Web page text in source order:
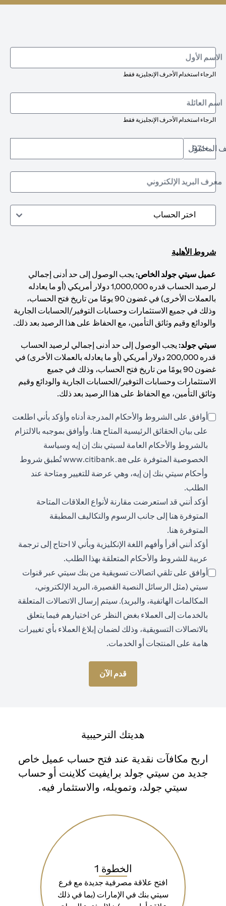
الرجاء استخدام الأحرف الإنجليزية فقط
الاسم الأول
الرجاء استخدام الأحرف الإنجليزية فقط
اسم العائلة
+971
المحمول
معرف البريد الإلكتروني
شروط الأهلية
عميل سيتي جولد الخاص: يجب الوصول إلى حد أدنى إجمالي
لرصيد الحساب قدره 1,000,000 دولار أمريكي (أو ما يعادله
بالعملات الأخرى) في غضون 90 يومًا من تاريخ فتح الحساب،
وذلك في جميع الاستثمارات وحسابات التوفير/الحسابات الجارية
والودائع وقيم وثائق التأمين، مع الحفاظ على هذا الرصيد بعد ذلك.
سيتي جولد: يجب الوصول إلى حد أدنى إجمالي لرصيد الحساب
قدره 200,000 دولار أمريكي (أو ما يعادله بالعملات الأخرى) في
غضون 90 يومًا من تاريخ فتح الحساب، وذلك في جميع
الاستثمارات وحسابات التوفير/الحسابات الجارية والودائع وقيم
وثائق التأمين، مع الحفاظ على هذا الرصيد بعد ذلك.
أوافق على الشروط والأحكام المدرجة أدناه وأؤكد بأني اطلعت
على بيان الحقائق الرئيسية المتاح هناopens in a new tab
. وأوافق بموجبه بالالتزام
بالشروط والأحكام العامة لسيتي بنك إن إيه وسياسة
الخصوصية المتوفرة على www.citibank.ae
in a new tab
تُطبق شروط
وأحكام سيتي بنك إن إيه، وهي عرضة للتغيير ومتاحة عند
الطلب.
أؤكد أنني قد استعرضت مقارنة لأنواع العلاقات المتاحة
المتوفرة هنا opens in a new tab
إلى جانب الرسوم والتكاليف المطبقة
المتوفرة هناopens in a new tab.
أؤكد أنني أقرأ وأفهم اللغة الإنكليزية وبأني لا احتاج إلى ترجمة
عربية للشروط والأحكام المتعلقة بهذا الطلب.
أوافق على تلقي اتصالات تسويقية من بنك سيتي عبر قنوات
سيتي (مثل الرسائل النصية القصيرة، البريد الإلكتروني،
المكالمات الهاتفية، والبريد). سيتم إرسال الاتصالات المتعلقة
بالخدمات إلى العملاء بغض النظر عن اختيارهم فيما يتعلق
بالاتصالات التسويقية، وذلك لضمان إبلاغ العملاء بأي تغييرات
هامة على المنتجات أو الخدمات.
قدم الآن
هديتك الترحيبية
اربح مكافآت نقدية عند فتح حساب عميل خاص
جديد من سيتي جولد برايفيت كلاينت أو حساب
سيتي جولد، وتمويله، والاستثمار فيه.
الخطوة 1
افتح علاقة مصرفية جديدة مع فرع
سيتي بنك في الإمارات (بما في ذلك